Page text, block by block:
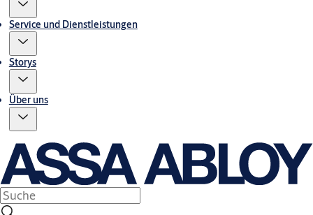
Service und Dienstleistungen
Storys
Über uns